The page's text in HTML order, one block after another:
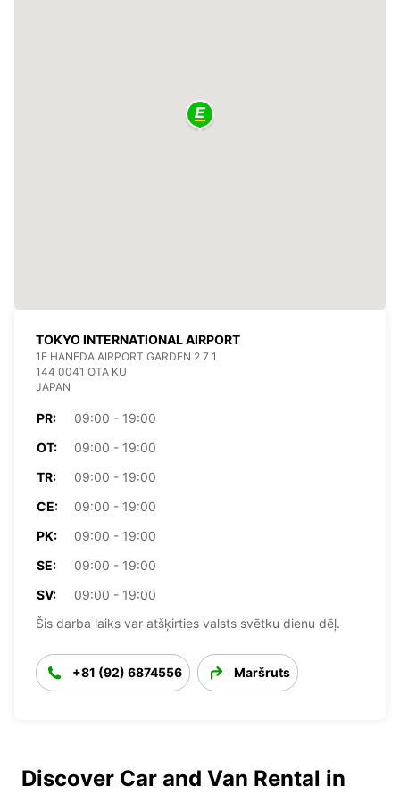
TOKYO INTERNATIONAL AIRPORT
1F HANEDA AIRPORT GARDEN 2 7 1
144 0041 OTA KU
JAPAN
PR:
09:00 - 19:00
OT:
09:00 - 19:00
TR:
09:00 - 19:00
CE:
09:00 - 19:00
PK:
09:00 - 19:00
SE:
09:00 - 19:00
SV:
09:00 - 19:00
Šis darba laiks var atšķirties valsts svētku dienu dēļ.
+81 (92) 6874556 Maršruts
Discover Car and Van Rental in